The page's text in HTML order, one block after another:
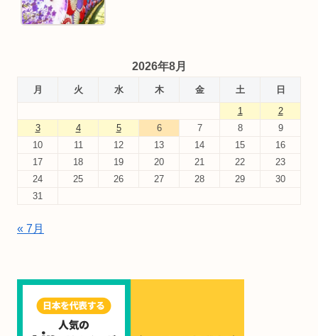
2026年8月
月 火 水 木 金 土
日
1
2
3
4 5 6 7 8
9
10
11 12 13 14 15
16
17
18 19 20 21 22
23
24
25 26 27 28 29
30
31
« 7月